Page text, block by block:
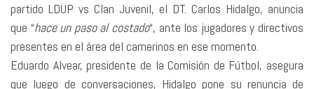
partido LDUP vs Clan Juvenil, el DT. Carlos Hidalgo, anuncia
que “hace un paso al costado“, ante los jugadores y directivos
presentes en el área del camerinos en ese momento.
Eduardo Alvear, presidente de la Comisión de Fútbol, asegura
que luego de conversaciones, Hidalgo pone su renuncia de